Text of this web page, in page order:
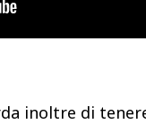
inoltre di